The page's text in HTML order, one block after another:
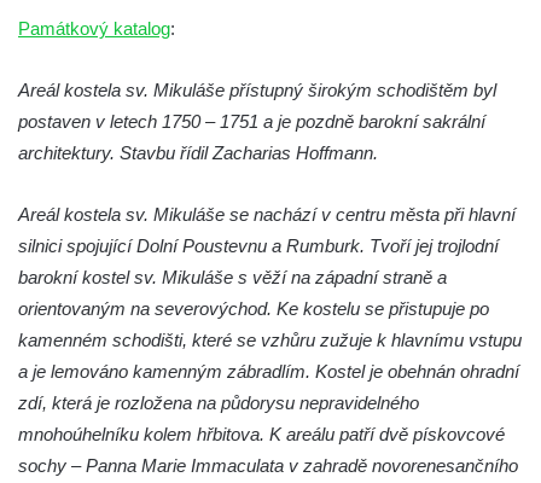
271/1 v Mělníku
Teplicích
Kaple svatých Petra a Pavla v Kladrubech u
Teplic
Kostel svatých Šimona a Judy v
Zabrušanech
Heymannova kaple v Havířské ulici v
Duchcově
Kaple svaté Barbory v sadech Rudé
armády v Duchcově
Památkový katalog:
Areál kostela sv. Mikuláše přístupný širokým schodištěm byl
postaven v letech 1750 – 1751 a je pozdně barokní sakrální
architektury. Stavbu řídil Zacharias Hoffmann.
Areál kostela sv. Mikuláše se nachází v centru města při hlavní
silnici spojující Dolní Poustevnu a Rumburk. Tvoří jej trojlodní
barokní kostel sv. Mikuláše s věží na západní straně a
orientovaným na severovýchod. Ke kostelu se přistupuje po
kamenném schodišti, které se vzhůru zužuje k hlavnímu vstupu
a je lemováno kamenným zábradlím. Kostel je obehnán ohradní
zdí, která je rozložena na půdorysu nepravidelného
mnohoúhelníku kolem hřbitova. K areálu patří dvě pískovcové
sochy – Panna Marie Immaculata v zahradě novorenesančního